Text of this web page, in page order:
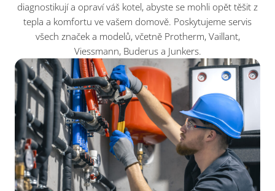
diagnostikují a opraví váš kotel, abyste se mohli opět těšit z
tepla a komfortu ve vašem domově. Poskytujeme servis
všech značek a modelů, včetně Protherm, Vaillant,
Viessmann, Buderus a Junkers.